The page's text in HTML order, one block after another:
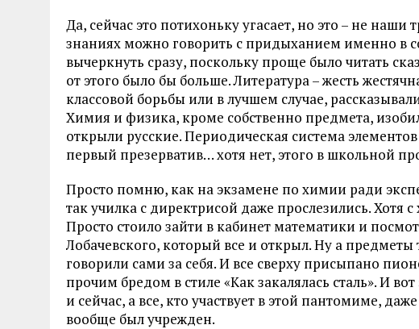
Да, сейчас это потихоньку угасает, но это – не
знаниях можно говорить с придыханием именно в
вычеркнуть сразу, поскольку проще было читать
от этого было бы больше. Литература – жесть
классовой борьбы или в лучшем случае,
Химия и физика, кроме собственно предмета,
открыли русские. Периодическая система
первый презерватив… хотя нет, этого в школьной
Просто помню, как на экзамене по химии ради
так училка с директрисой даже прослезились. Хотя
Просто стоило зайти в кабинет математики и
Лобачевского, который все и открыл. Ну а предметы
говорили сами за себя. И все сверху присыпано
прочим бредом в стиле «Как закалялась сталь». И
и сейчас, а все, кто участвует в этой пантомиме,
вообще был учрежден.